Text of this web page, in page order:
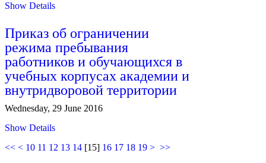
Show Details
Приказ об ограничении
режима пребывания
работников и обучающихся в
учебных корпусах академии и
внутридворовой территории
Wednesday, 29 June 2016
Show Details
<< < 10 11 12 13 14 [15] 16 17 18 19 > >>